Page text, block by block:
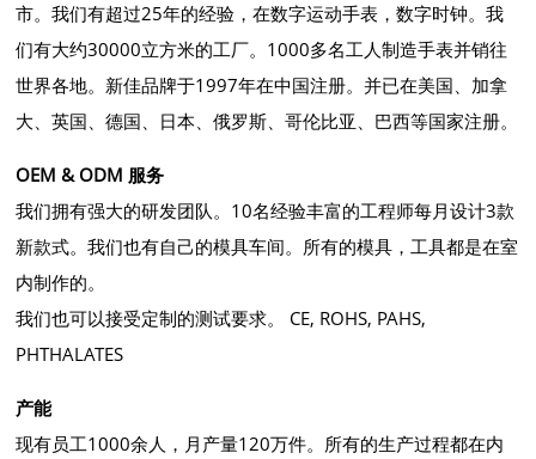
市。我们有超过25年的经验，在数字运动手表，数字时钟。我
们有大约30000立方米的工厂。1000多名工人制造手表并销往
世界各地。新佳品牌于1997年在中国注册。并已在美国、加拿
大、英国、德国、日本、俄罗斯、哥伦比亚、巴西等国家注册。
OEM & ODM 服务
我们拥有强大的研发团队。10名经验丰富的工程师每月设计3款
新款式。我们也有自己的模具车间。所有的模具，工具都是在室
内制作的。
我们也可以接受定制的测试要求。 CE, ROHS, PAHS,
PHTHALATES
产能
现有员工1000余人，月产量120万件。所有的生产过程都在内